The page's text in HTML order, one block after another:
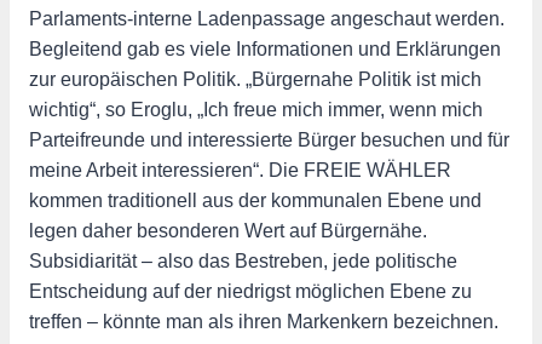
Parlaments-interne Ladenpassage angeschaut werden.
Begleitend gab es viele Informationen und Erklärungen
zur europäischen Politik. „Bürgernahe Politik ist mich
wichtig“, so Eroglu, „Ich freue mich immer, wenn mich
Parteifreunde und interessierte Bürger besuchen und für
meine Arbeit interessieren“. Die FREIE WÄHLER
kommen traditionell aus der kommunalen Ebene und
legen daher besonderen Wert auf Bürgernähe.
Subsidiarität – also das Bestreben, jede politische
Entscheidung auf der niedrigst möglichen Ebene zu
treffen – könnte man als ihren Markenkern bezeichnen.